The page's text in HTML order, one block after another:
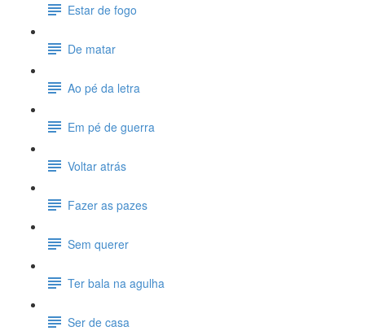
Estar de fogo
De matar
Ao pé da letra
Em pé de guerra
Voltar atrás
Fazer as pazes
Sem querer
Ter bala na agulha
Ser de casa